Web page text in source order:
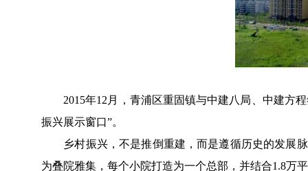
2015年12月，青浦区重固镇与中建八局、中建方程
振兴展示窗口”。
乡村振兴，不是推倒重建，而是遵循历史的发展脉
为叠院雅集，每个小院打造为一个总部，并结合1.8万